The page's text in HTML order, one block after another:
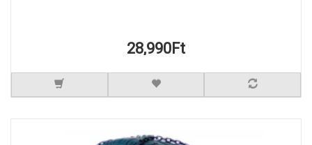
28,990Ft